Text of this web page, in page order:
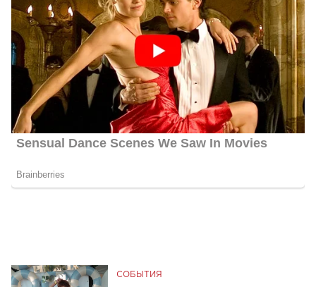
СОБЫТИЯ